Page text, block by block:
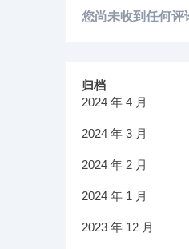
您尚未收到任何评
归档
2024 年 4 月
2024 年 3 月
2024 年 2 月
2024 年 1 月
2023 年 12 月